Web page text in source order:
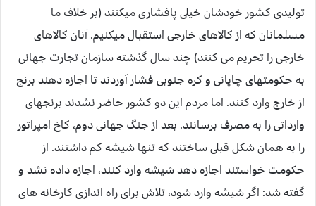
توليدى كشور خودشان خيلى پافشارى ميكنند (بر خلاف ما
مسلمانان كه از كالاهاى خارجى استقبال ميكنيم. آنان كالاهاى
خارجى را تحريم مى كنند) چند سال گذشته سازمان تجارت جهانى
به حكومت‏هاى چاپانى و كره جنوبى فشار آوردند تا اجازه دهند برنج
از خارج وارد كنند. اما مردم اين دو كشور حاضر نشدند برنج‏هاى
وارداتى را به مصرف برسانند. بعد از جنگ جهانى دوم، كاخ امپراتور
را به همان شكل قبلى ساختند كه تنها شيشه كم داشتند. از
حكومت خواستند اجازه دهد شيشه وارد كنند، اجازه داده نشد و
گفته شد: اگر شيشه وارد شود، تلاش براى راه اندازى كارخانه هاى